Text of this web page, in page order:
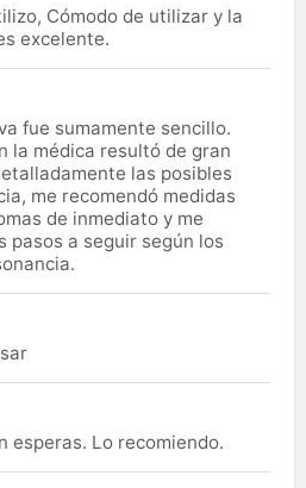
Cómodo de utilizar y la
excelente.
fue sumamente sencillo.
la médica resultó de gran
las posibles
me recomendó medidas
de inmediato y me
pasos a seguir según los
esperas. Lo recomiendo.